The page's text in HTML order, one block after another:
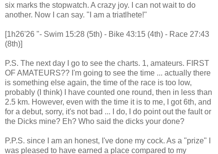
six marks the stopwatch. A crazy joy. I can not wait to do
another. Now I can say. "I am a triatlhete!"
[1h26'26 "- Swim 15:28 (5th) - Bike 43:15 (4th) - Race 27:43
(8th)]
P.S. The next day I go to see the charts. 1, amateurs. FIRST
OF AMATEURS?? I'm going to see the time ... actually there
is something else again, the time of the race is too low,
probably (I think) I have counted one round, then in less than
2.5 km. However, even with the time it is to me, I got 6th, and
for a debut, sorry, it's not bad ... I do, I do point out the fault or
the Dicks mine? Eh? Who said the dicks your done?
P.P.S. since I am an honest, I've done my cock. As a "prize" I
was pleased to have earned a place compared to my